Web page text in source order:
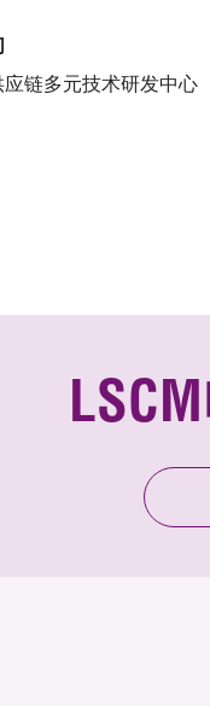
链多元技术研发中心